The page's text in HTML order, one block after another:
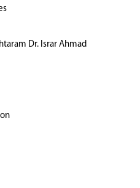
Dr. Israr Ahmad